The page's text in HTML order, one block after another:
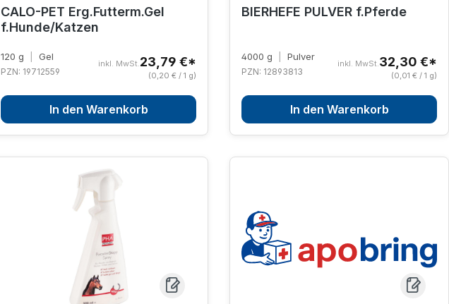
CALO-PET Erg.Futterm.Gel
f.Hunde/Katzen
120 g Gel
PZN: 19712559
inkl. MwSt.23,79 €*
(0,20 € / 1 g)
In den Warenkorb
BIERHEFE PULVER f.Pferde
4000 g Pulver
PZN: 12893813
inkl. MwSt.32,30 €*
(0,01 € / 1 g)
In den Warenkorb